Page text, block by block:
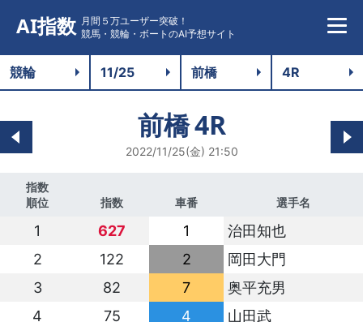
AI指数 月間５万ユーザー突破！
競馬・競輪・ボートのAI予想サイト
前橋4R
2022/11/25(金) 21:50
指数
順位
指数 車番 選手名
1 627 1
治田知也
2
122 2
岡田大門
3
82 7
奥平充男
4
75 4
山田武